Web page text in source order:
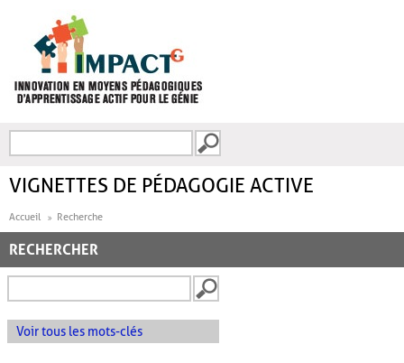
FORMULAIRE DE
VIGNETTES DE PÉDAGOGIE ACTIVE
Accueil Recherche
RECHERCHER
Voir tous les mots-clés